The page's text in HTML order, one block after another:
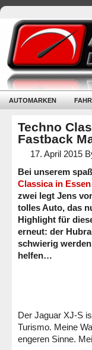
AUTOMARKEN
Techno
Fastback
17. April 2015
Bei unserem
Classica in
zwei legt Jens
tolles Auto, das
Highlight für
erneut: der
schwierig
helfen…
Der Jaguar XJ-S
Turismo. Meine
engeren Sinne.